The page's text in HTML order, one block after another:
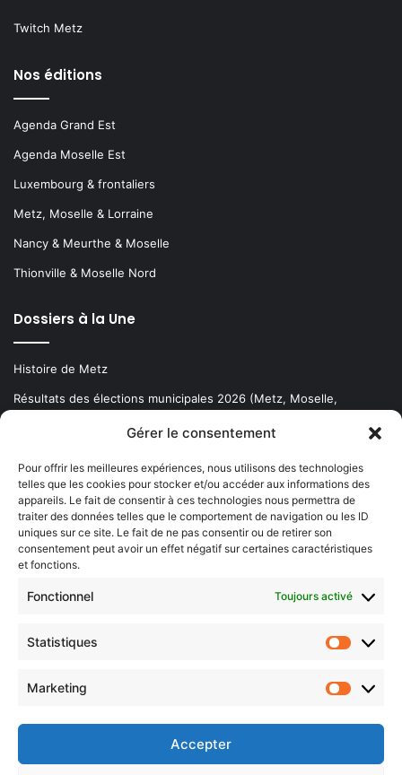
Gérer le consentement
Pour offrir les meilleures expériences, nous utilisons des technologies
telles que les cookies pour stocker et/ou accéder aux informations des
appareils. Le fait de consentir à ces technologies nous permettra de
traiter des données telles que le comportement de navigation ou les ID
uniques sur ce site. Le fait de ne pas consentir ou de retirer son
consentement peut avoir un effet négatif sur certaines caractéristiques
et fonctions.
Fonctionnel Toujours activé
Statistiques
Marketing
Accepter
Twitch Metz
Nos éditions
Agenda Grand Est
Agenda Moselle Est
Luxembourg & frontaliers
Metz, Moselle & Lorraine
Nancy & Meurthe & Moselle
Thionville & Moselle Nord
Dossiers à la Une
Histoire de Metz
Résultats des élections municipales 2026 (Metz, Moselle,
Newsletter gratuite
Choisissez : matin, soir ou hebdo ?
votre